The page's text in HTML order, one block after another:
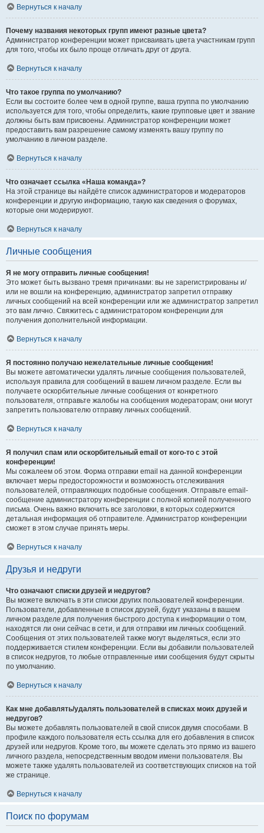
Вернуться к началу
Почему названия некоторых групп имеют разные цвета?
Администратор конференции может присваивать цвета участникам групп
для того, чтобы их было проще отличать друг от друга.
Вернуться к началу
Что такое группа по умолчанию?
Если вы состоите более чем в одной группе, ваша группа по умолчанию
используется для того, чтобы определить, какие групповые цвет и звание
должны быть вам присвоены. Администратор конференции может
предоставить вам разрешение самому изменять вашу группу по
умолчанию в личном разделе.
Вернуться к началу
Что означает ссылка «Наша команда»?
На этой странице вы найдёте список администраторов и модераторов
конференции и другую информацию, такую как сведения о форумах,
которые они модерируют.
Вернуться к началу
Личные сообщения
Я не могу отправить личные сообщения!
Это может быть вызвано тремя причинами: вы не зарегистрированы и/
или не вошли на конференцию, администратор запретил отправку
личных сообщений на всей конференции или же администратор запретил
это вам лично. Свяжитесь с администратором конференции для
получения дополнительной информации.
Вернуться к началу
Я постоянно получаю нежелательные личные сообщения!
Вы можете автоматически удалять личные сообщения пользователей,
используя правила для сообщений в вашем личном разделе. Если вы
получаете оскорбительные личные сообщения от конкретного
пользователя, отправьте жалобы на сообщения модераторам; они могут
запретить пользователю отправку личных сообщений.
Вернуться к началу
Я получил спам или оскорбительный email от кого-то с этой
конференции!
Мы сожалеем об этом. Форма отправки email на данной конференции
включает меры предосторожности и возможность отслеживания
пользователей, отправляющих подобные сообщения. Отправьте email-
сообщение администратору конференции с полной копией полученного
письма. Очень важно включить все заголовки, в которых содержится
детальная информация об отправителе. Администратор конференции
сможет в этом случае принять меры.
Вернуться к началу
Друзья и недруги
Что означают списки друзей и недругов?
Вы можете включать в эти списки других пользователей конференции.
Пользователи, добавленные в список друзей, будут указаны в вашем
личном разделе для получения быстрого доступа к информации о том,
находятся ли они сейчас в сети, и для отправки им личных сообщений.
Сообщения от этих пользователей также могут выделяться, если это
поддерживается стилем конференции. Если вы добавили пользователей
в список недругов, то любые отправленные ими сообщения будут скрыты
по умолчанию.
Вернуться к началу
Как мне добавлять/удалять пользователей в списках моих друзей и
недругов?
Вы можете добавлять пользователей в свой список двумя способами. В
профиле каждого пользователя есть ссылка для его добавления в список
друзей или недругов. Кроме того, вы можете сделать это прямо из вашего
личного раздела, непосредственным вводом имени пользователя. Вы
можете также удалять пользователей из соответствующих списков на той
же странице.
Вернуться к началу
Поиск по форумам